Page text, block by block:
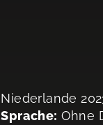
Niederlande
Sprache: Ohne